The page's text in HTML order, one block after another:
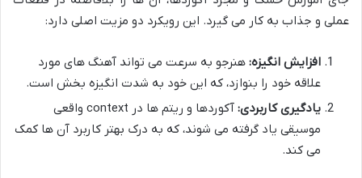
عملی و جذاب به کار می گیرد. این رویکرد دو مزیت اصلی دارد:
افزایش انگیزه: هنرجو به سرعت می تواند آهنگ های مورد
علاقه خود را بنوازد، که این خود به شدت انگیزه بخش است.
یادگیری کاربردی:
آکوردها و ریتم ها در context واقعی
موسیقی یاد گرفته می شوند، که به درک بهتر کاربرد آن ها کمک
می کند.